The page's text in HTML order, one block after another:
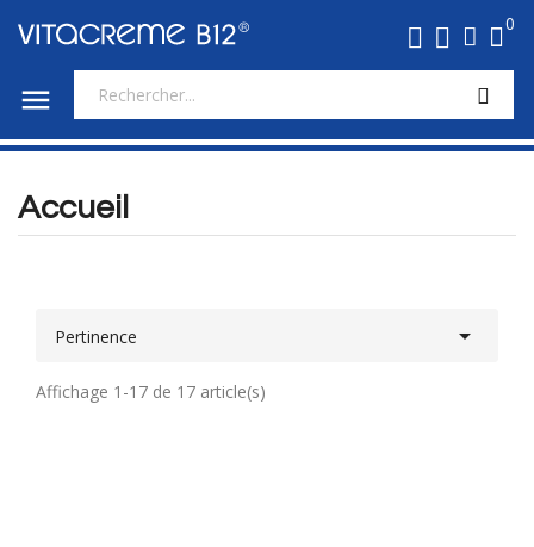
0

Accueil
Pertinence 
Affichage 1-17 de 17 article(s)